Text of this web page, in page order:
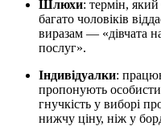
Шлюхи: термін,
багато чоловіків
виразам — «дівчата
послуг».
Індивідуалки:
пропонують
гнучкість у виборі
нижчу ціну, ніж у